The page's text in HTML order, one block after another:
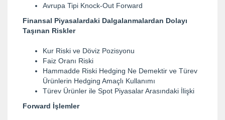
Avrupa Tipi Knock-Out Forward
Finansal Piyasalardaki Dalgalanmalardan Dolayı
Taşınan Riskler
Kur Riski ve Döviz Pozisyonu
Faiz Oranı Riski
Hammadde Riski Hedging Ne Demektir ve Türev
Ürünlerin Hedging Amaçlı Kullanımı
Türev Ürünler ile Spot Piyasalar Arasındaki İlişki
Forward İşlemler